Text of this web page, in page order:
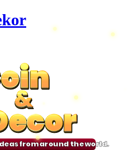
&
&
&
&
from around the world.